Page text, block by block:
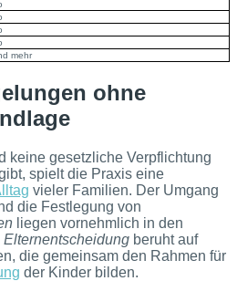
mehr
ohne
keine gesetzliche Verpflichtung
spielt die Praxis eine
vieler Familien. Der Umgang
die Festlegung von
liegen vornehmlich in den
Elternentscheidung beruht auf
die gemeinsam den Rahmen für
der Kinder bilden.